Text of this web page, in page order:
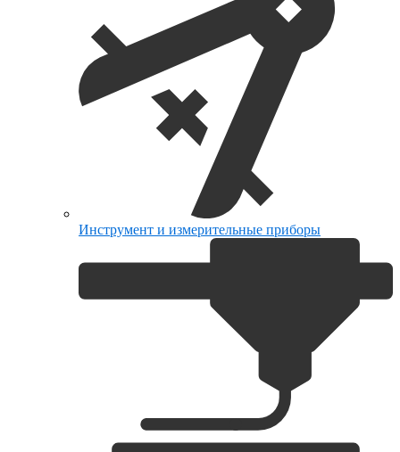
Инструмент и измерительные приборы